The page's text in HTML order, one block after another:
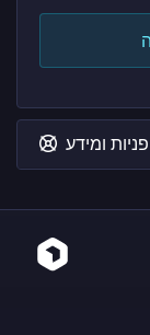
פניות ומידע